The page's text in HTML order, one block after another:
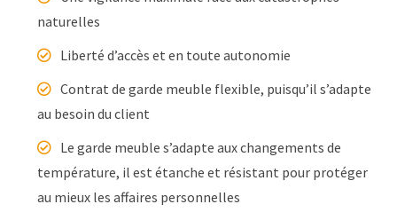
naturelles
Liberté d’accès et en toute autonomie
Contrat de garde meuble flexible, puisqu’il s’adapte
au besoin du client
Le garde meuble s’adapte aux changements de
température, il est étanche et résistant pour protéger
au mieux les affaires personnelles